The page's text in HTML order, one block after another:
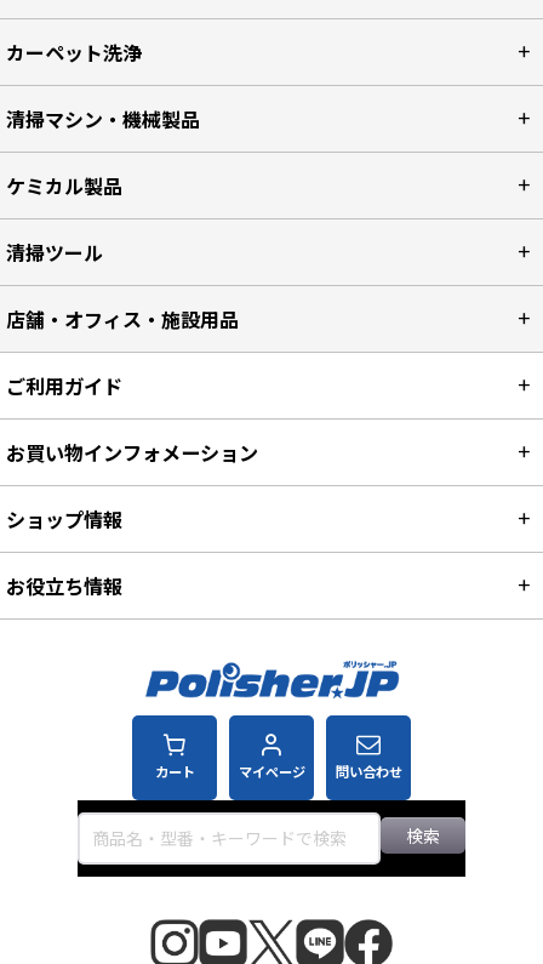
カーペット洗浄
清掃マシン・機械製品
ケミカル製品
清掃ツール
店舗・オフィス・施設用品
カート マイページ 問い合わせ
検索
ご利用ガイド
お買い物インフォメーション
ショップ情報
お役立ち情報